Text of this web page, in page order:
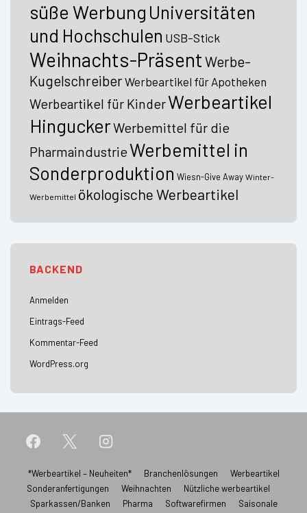
süße Werbung Universitäten
und Hochschulen USB-Stick
Weihnachts-Präsent Werbe-
Kugelschreiber Werbeartikel für Apotheken
Werbeartikel für KinderWerbeartikel
HinguckerWerbemittel für die
PharmaindustrieWerbemittel in
Sonderproduktion Wiesn-Give Away Winter-
Werbemittel ökologische Werbeartikel
BACKEND
Anmelden
Eintrags-Feed
Kommentar-Feed
WordPress.org
Footer-
Menü
*Werbeartikel – Neuheiten* Branchenlösungen
Werbeartikel
Sonderanfertigungen
Weihnachten
Nützliche werbeartikel
Sparkassen/Banken
Pharma Softwarefirmen Saisonale